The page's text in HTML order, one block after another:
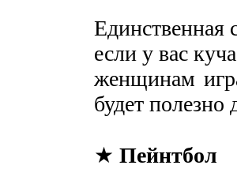
Единственная
если у вас
женщинам
будет полезно
★ Пейнтбол